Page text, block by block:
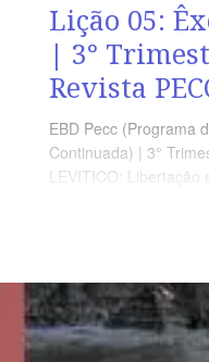
Lição 05:
| 3°
Revista
EBD Pecc (Programa
Continuada) | 3°
LEVITICO: Libertação
página. ORIENTAÇÃO
51 versos. Sugerimos
os presentes. Êxodo